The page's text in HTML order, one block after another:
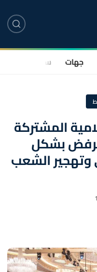
جهات سياسة
المشتركة
ترفض بشكل
الشعب